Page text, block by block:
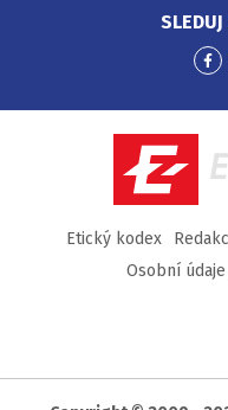
Etický kodex
Osobní